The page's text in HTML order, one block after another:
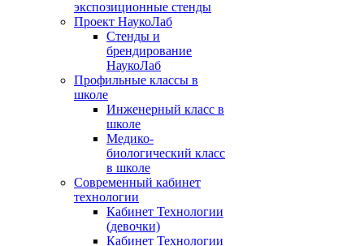
экспозиционные стенды
Проект НаукоЛаб
Стенды и
брендирование
НаукоЛаб
Профильные классы в
школе
Инженерный класс в
школе
Медико-
биологический класс
в школе
Современный кабинет
технологии
Кабинет Технологии
(девочки)
Кабинет Технологии